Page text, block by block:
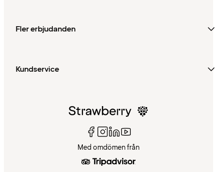
Fler erbjudanden
Kundservice
Med omdömen från